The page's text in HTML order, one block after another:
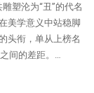
塑沦为“丑”的代名
美学意义中站稳脚
头衔，单从上榜名
间的差距。…